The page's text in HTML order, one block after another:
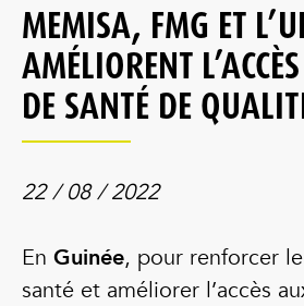
MEMISA, FMG ET
AMÉLIORENT
DE SANTÉ DE
22 / 08 / 2022
En Guinée, pour renforcer
santé et améliorer l’accès